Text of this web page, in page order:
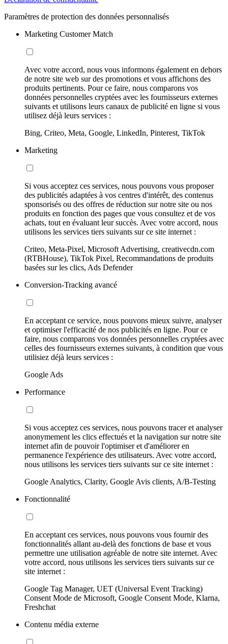
Paramètres de protection des données personnalisés
Marketing Customer Match
Avec votre accord, nous vous informons également en dehors
de notre site web sur des promotions et vous affichons des
produits pertinents. Pour ce faire, nous comparons vos
données personnelles cryptées avec les fournisseurs externes
suivants et utilisons leurs canaux de publicité en ligne si vous
utilisez déjà leurs services :
Bing, Criteo, Meta, Google, LinkedIn, Pinterest, TikTok
Marketing
Si vous acceptez ces services, nous pouvons vous proposer
des publicités adaptées à vos centres d'intérêt, des contenus
sponsorisés ou des offres de réduction sur notre site ou nos
produits en fonction des pages que vous consultez et de vos
achats, tout en évaluant leur succès. Avec votre accord, nous
utilisons les services tiers suivants sur ce site internet :
Criteo, Meta-Pixel, Microsoft Advertising, creativecdn.com
(RTBHouse), TikTok Pixel, Recommandations de produits
basées sur les clics, Ads Defender
Conversion-Tracking avancé
En acceptant ce service, nous pouvons mieux suivre, analyser
et optimiser l'efficacité de nos publicités en ligne. Pour ce
faire, nous comparons vos données personnelles cryptées avec
celles des fournisseurs externes suivants, à condition que vous
utilisiez déjà leurs services :
Google Ads
Performance
Si vous acceptez ces services, nous pouvons tracer et analyser
anonymement les clics effectués et la navigation sur notre site
internet afin de pouvoir l'optimiser et d'améliorer en
permanence l'expérience des utilisateurs. Avec votre accord,
nous utilisons les services tiers suivants sur ce site internet :
Google Analytics, Clarity, Google Avis clients, A/B-Testing
Fonctionnalité
En acceptant ces services, nous pouvons vous fournir des
fonctionnalités allant au-delà des fonctions de base et vous
permettre une utilisation agréable de notre site internet. Avec
votre accord, nous utilisons les services tiers suivants sur ce
site internet :
Google Tag Manager, UET (Universal Event Tracking)
Consent Mode de Microsoft, Google Consent Mode, Klarna,
Freshchat
Contenu média externe